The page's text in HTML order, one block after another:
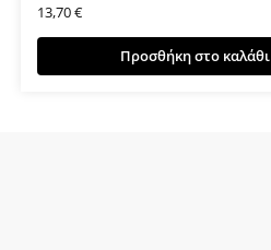
13,70€
Προσθήκη στο καλάθι